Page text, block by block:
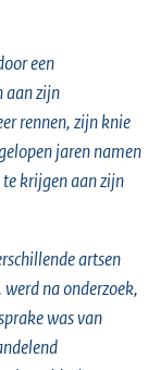
een
aan zijn
rennen, zijn knie
jaren namen
krijgen aan zijn
artsen
na onderzoek,
was van